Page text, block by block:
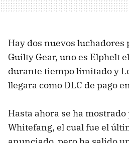
Hay dos nuevos luchadores
Guilty Gear, uno es Elphelt
durante tiempo limitado y
llegara como DLC de pago
Hasta ahora se ha mostrado
Whitefang, el cual fue el